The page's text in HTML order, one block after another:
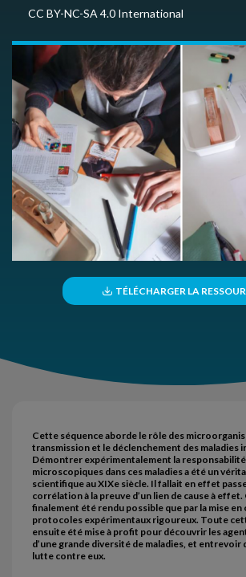
CC BY-NC-SA 4.0 International
TÉLÉCHARGER LA
Cette séquence aborde le rôle des
transmission et le déclenchement des maladies
Démontrer expérimentalement la responsabilité
microscopiques dans ces maladies a été un
scientifique au XIXe siècle. Il fallait en effet
corrélation à la preuve d’un lien de cause à effet.
finalement été rendu possible que par la mise
protocoles expérimentaux rigoureux. Toute
ensuite été mise à profit pour découvrir les
d’une grande diversité de maladies, et entrevoir
lutte contre eux.